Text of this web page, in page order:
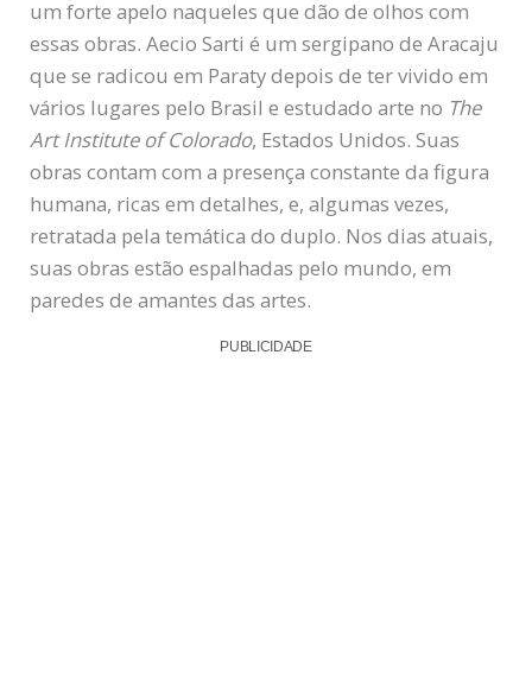
um forte apelo naqueles que dão de olhos com
essas obras. Aecio Sarti é um sergipano de Aracaju
que se radicou em Paraty depois de ter vivido em
vários lugares pelo Brasil e estudado arte no The
Art Institute of Colorado, Estados Unidos. Suas
obras contam com a presença constante da figura
humana, ricas em detalhes, e, algumas vezes,
retratada pela temática do duplo. Nos dias atuais,
suas obras estão espalhadas pelo mundo, em
paredes de amantes das artes.
PUBLICIDADE